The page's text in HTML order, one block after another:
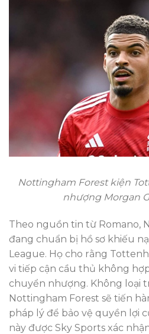
Nottingham Forest kiện
nhượng Morgan
Theo nguồn tin từ Romano,
đang chuẩn bị hồ sơ khiếu
League. Họ cho rằng
vi tiếp cận cầu thủ không
chuyển nhượng. Không loại
Nottingham Forest sẽ tiến
pháp lý để bảo vệ quyền lợi
này được Sky Sports xác